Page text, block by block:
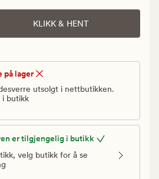
KLIKK & HENT
på lager
utsolgt i nettbutikken.
i butikk
er tilgjengelig i butikk
velg butikk for å se